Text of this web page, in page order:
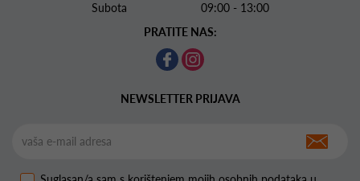
Subota 09:00 - 13:00
PRATITE NAS:
NEWSLETTER PRIJAVA